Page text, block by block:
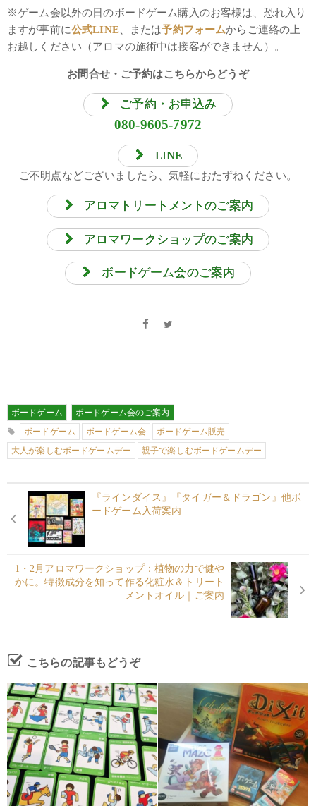
※ゲーム会以外の日のボードゲーム購入のお客様は、恐れ入り
ますが事前に公式LINE、または予約フォームからご連絡の上
お越しください（アロマの施術中は接客ができません）。
お問合せ・ご予約はこちらからどうぞ
ご予約・お申込み
080-9605-7972
LINE
ご不明点などございましたら、気軽におたずねください。
アロマトリートメントのご案内
アロマワークショップのご案内
ボードゲーム会のご案内
ボードゲーム
ボードゲーム会のご案内
ボードゲーム
ボードゲーム会
ボードゲーム販売
大人が楽しむボードゲームデー
親子で楽しむボードゲームデー
『ラインダイス』『タイガー＆ドラゴン』他ボ
ードゲーム入荷案内
1・2月アロマワークショップ：植物の力で健や
かに。特徴成分を知って作る化粧水＆トリート
メントオイル｜ご案内
こちらの記事もどうぞ